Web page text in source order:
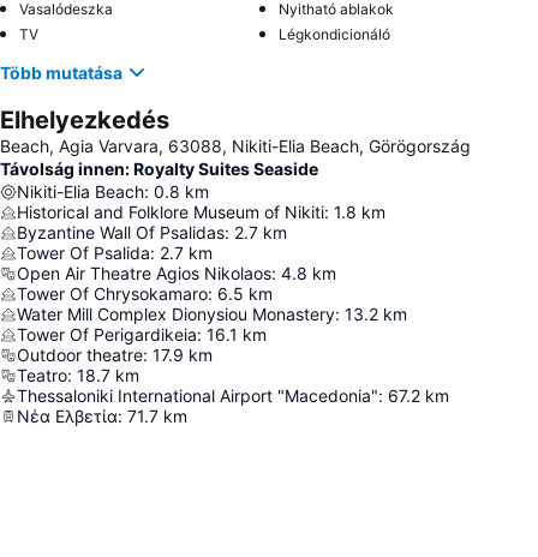
Vasalódeszka
Nyitható ablakok
TV
Légkondicionáló
Több mutatása
Elhelyezkedés
Beach, Agia Varvara, 63088, Nikiti-Elia Beach, Görögország
Távolság innen: Royalty Suites Seaside
Nikiti-Elia Beach: 0.8 km
Historical and Folklore Museum of Nikiti: 1.8 km
Byzantine Wall Of Psalidas: 2.7 km
Tower Of Psalida: 2.7 km
Open Air Theatre Agios Nikolaos: 4.8 km
Tower Of Chrysokamaro: 6.5 km
Water Mill Complex Dionysiou Monastery: 13.2 km
Tower Of Perigardikeia: 16.1 km
Outdoor theatre: 17.9 km
Teatro: 18.7 km
Thessaloniki International Airport "Macedonia": 67.2 km
Νέα Ελβετία: 71.7 km